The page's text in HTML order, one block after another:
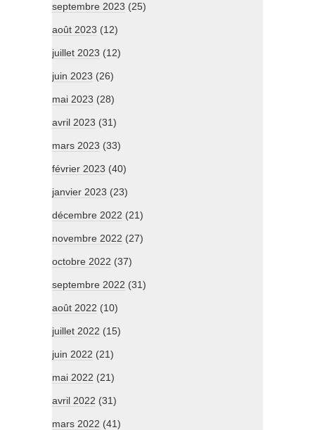
septembre 2023 (25)
août 2023 (12)
juillet 2023 (12)
juin 2023 (26)
mai 2023 (28)
avril 2023 (31)
mars 2023 (33)
février 2023 (40)
janvier 2023 (23)
décembre 2022 (21)
novembre 2022 (27)
octobre 2022 (37)
septembre 2022 (31)
août 2022 (10)
juillet 2022 (15)
juin 2022 (21)
mai 2022 (21)
avril 2022 (31)
mars 2022 (41)